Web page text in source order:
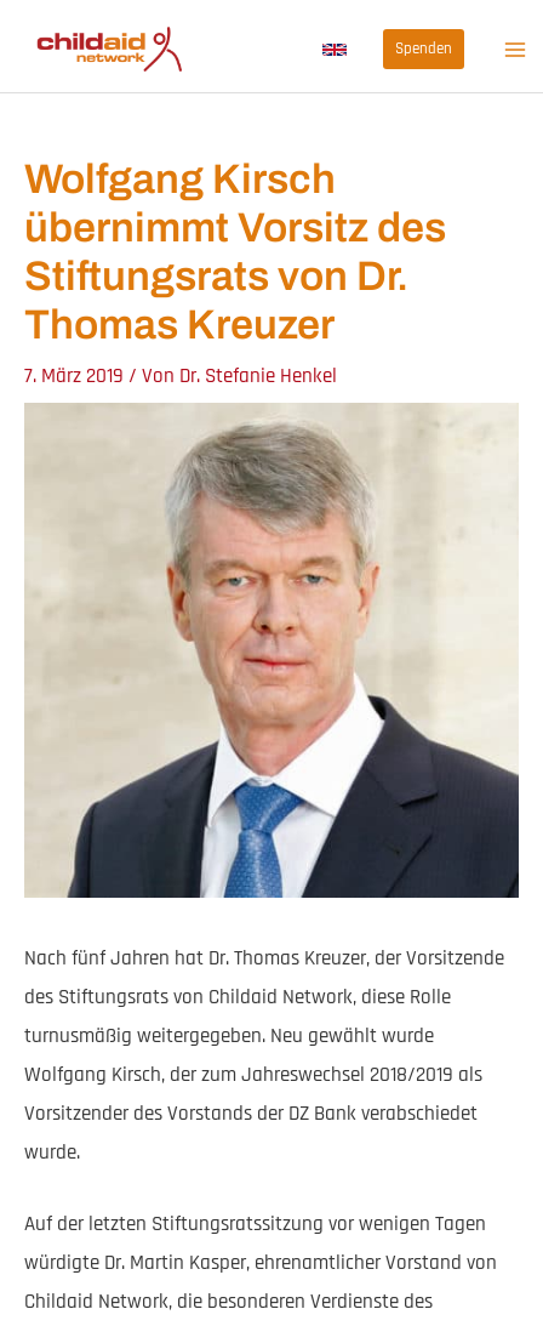
Inhalt
springen
Spenden
Wolfgang Kirsch
übernimmt Vorsitz des
Stiftungsrats von Dr.
Thomas Kreuzer
7. März 2019 / Von Dr. Stefanie Henkel
Nach fünf Jahren hat Dr. Thomas Kreuzer, der Vorsitzende
des Stiftungsrats von Childaid Network, diese Rolle
turnusmäßig weitergegeben. Neu gewählt wurde
Wolfgang Kirsch, der zum Jahreswechsel 2018/2019 als
Vorsitzender des Vorstands der DZ Bank verabschiedet
wurde.
Auf der letzten Stiftungsratssitzung vor wenigen Tagen
würdigte Dr. Martin Kasper, ehrenamtlicher Vorstand von
Childaid Network, die besonderen Verdienste des